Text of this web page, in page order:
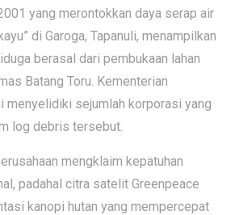
yang merontokkan daya serap air
di Garoga, Tapanuli, menampilkan
berasal dari pembukaan lahan
Batang Toru. Kementerian
menyelidiki sejumlah korporasi yang
log debris tersebut.
mengklaim kepatuhan
padahal citra satelit Greenpeace
kanopi hutan yang mempercepat